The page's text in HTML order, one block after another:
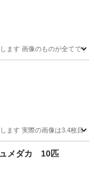
す 画像のものが全てです
す 実際の画像は3.4枚目
メダカ 10匹